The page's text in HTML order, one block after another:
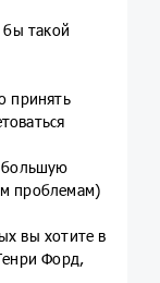
бы такой
принять
большую
проблемам)
вы хотите в
Форд,